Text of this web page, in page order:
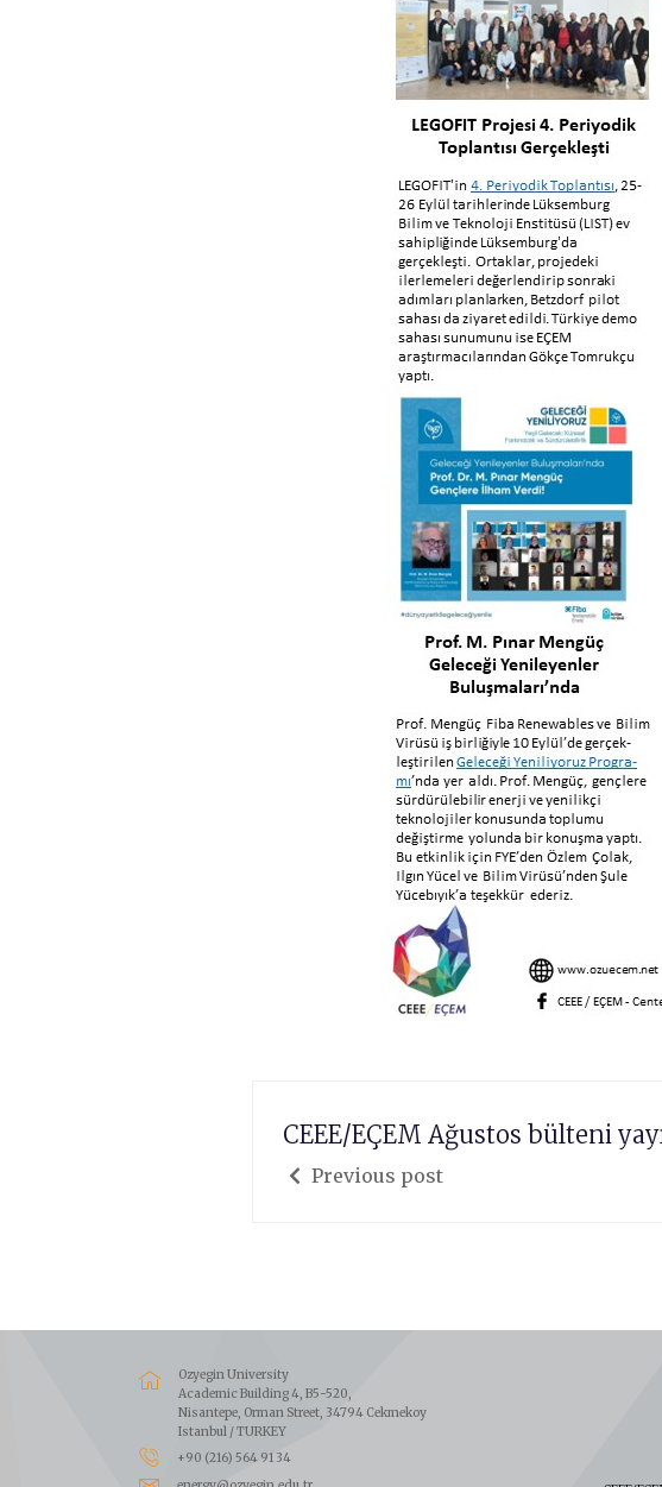
CEEE/EÇEM Ağustos bülteni
Previous post
Ozyegin University
Academic Building 4, B5-520,
Nisantepe, Orman Street, 34794 Cekmekoy
Istanbul / TURKEY
+90 (216) 564 91 34